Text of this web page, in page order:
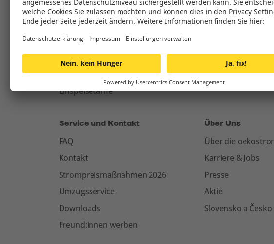
Stromtarife
Privatkund:innen
Österreich Stromtarif
E-Mobilität
Einspeisetarife
Unsere Energie
Windenergie
Service und Kontakt
FAQ
Kontakt
Strompreismaßnahmen 2026
Umzugsservice
Downloads
Freund:innen werben
Über Uns
Über die
Karriere & Jobs
Presse
Aktie
Slovensko a Česko